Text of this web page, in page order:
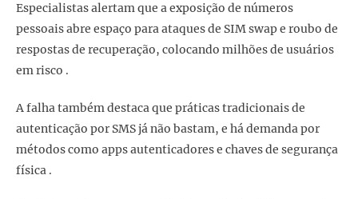
Especialistas alertam que a exposição de números
pessoais abre espaço para ataques de SIM swap e roubo de
respostas de recuperação, colocando milhões de usuários
em risco .
A falha também destaca que práticas tradicionais de
autenticação por SMS já não bastam, e há demanda por
métodos como apps autenticadores e chaves de segurança
física .